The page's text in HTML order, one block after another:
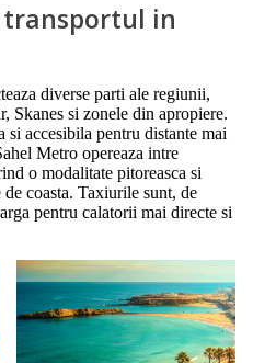
in
diverse parti ale regiunii,
Skanes si zonele din apropiere.
accesibila pentru distante mai
Metro opereaza intre
o modalitate pitoreasca si
coasta. Taxiurile sunt, de
pentru calatorii mai directe si